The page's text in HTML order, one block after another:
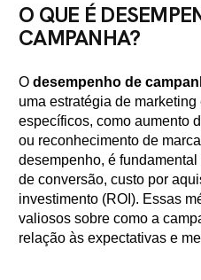
O QUE É
CAMPANHA?
O desempenho de
uma estratégia de
específicos, como aumento
ou reconhecimento de
desempenho, é
de conversão, custo por
investimento (ROI). Essas
valiosos sobre como a
relação às expectativas e